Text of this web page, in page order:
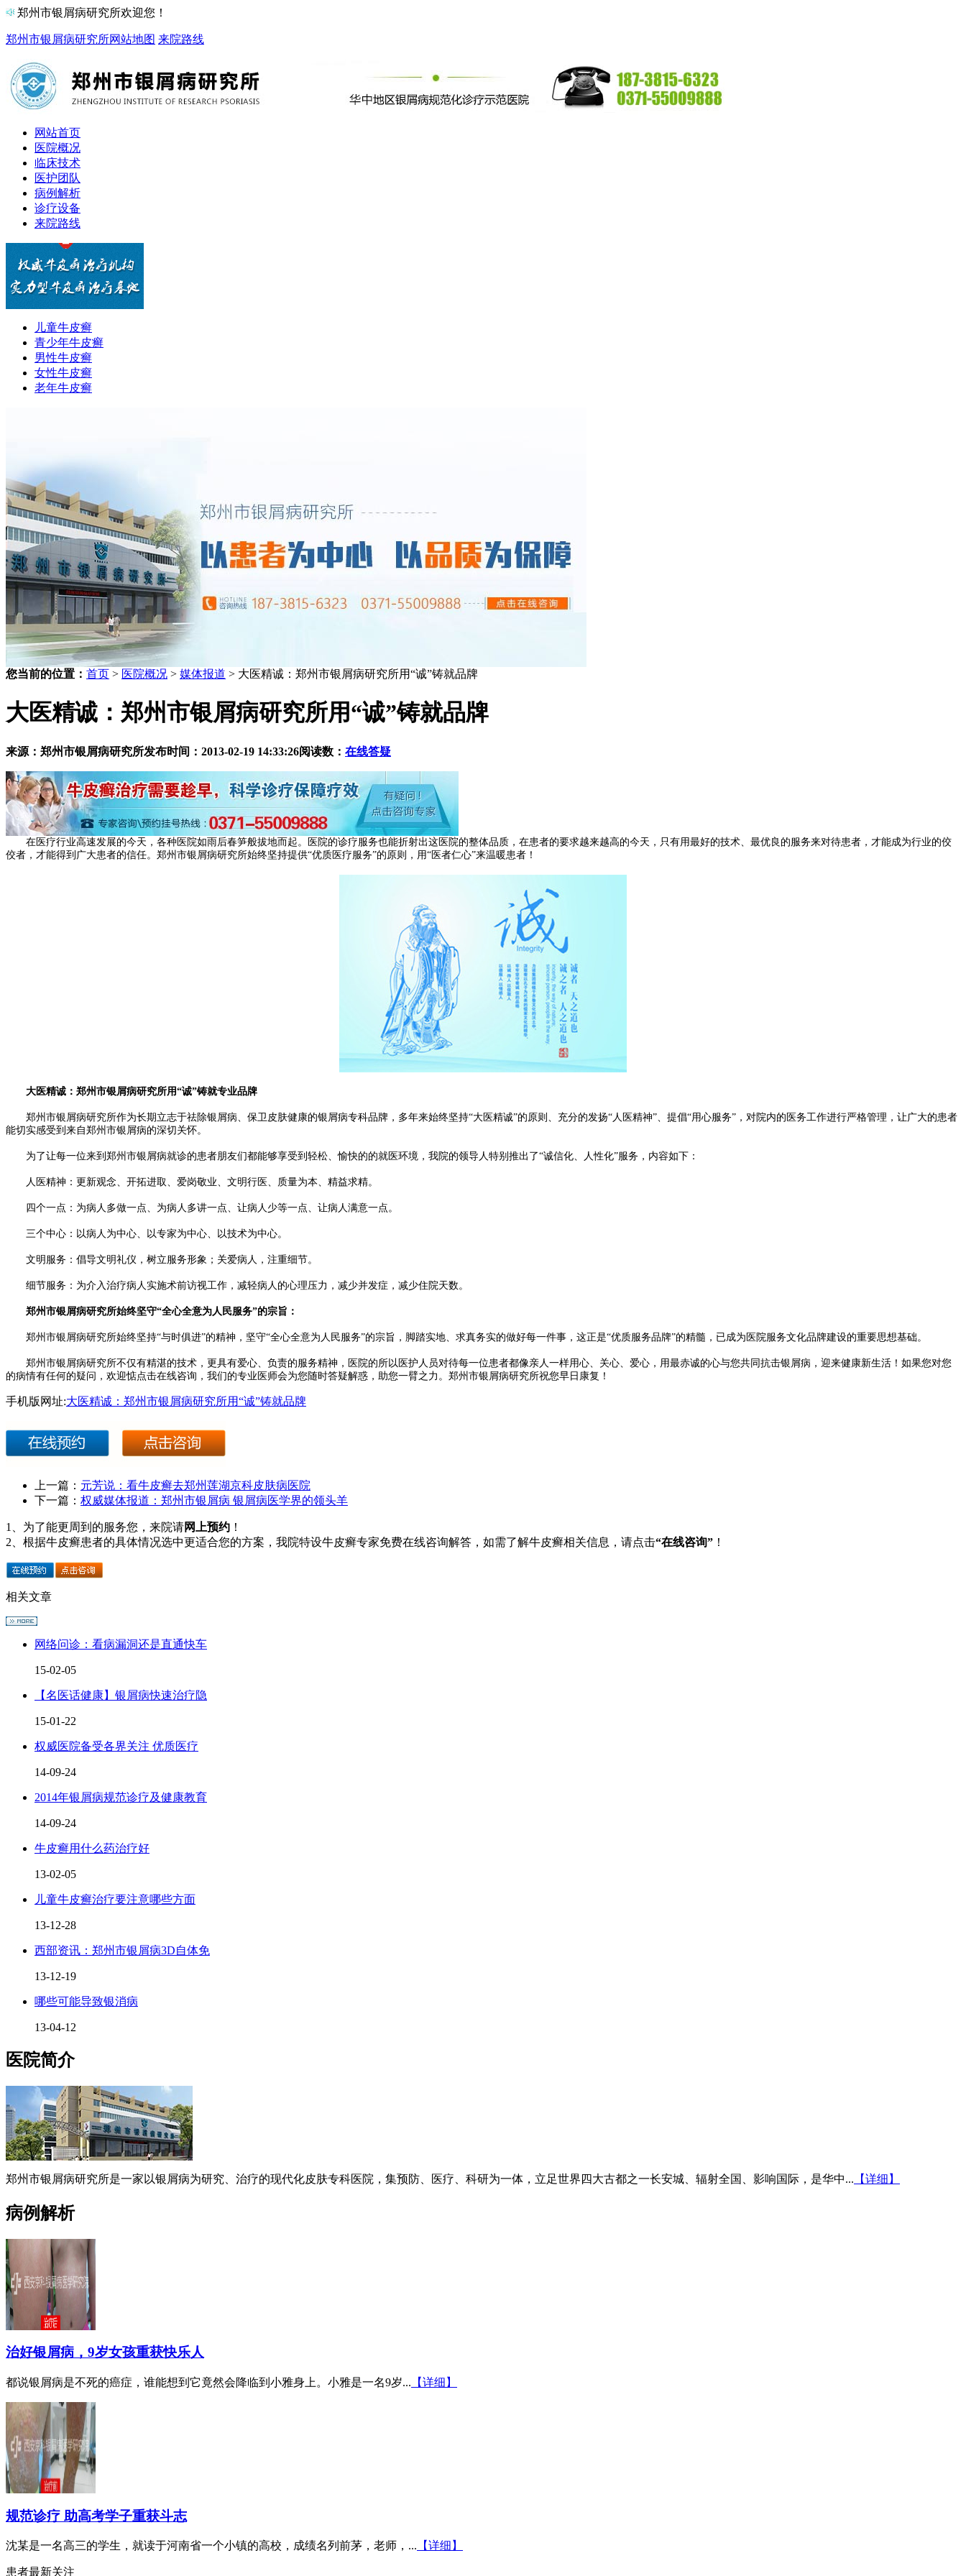
郑州市银屑病研究所欢迎您！
郑州市银屑病研究所网站地图 来院路线
网站首页
医院概况
临床技术
医护团队
病例解析
诊疗设备
来院路线
儿童牛皮癣
青少年牛皮癣
男性牛皮癣
女性牛皮癣
老年牛皮癣
您当前的位置： 首页 > 医院概况 > 媒体报道 > 大医精诚：郑州市银屑病研究所用“诚”铸就品牌
大医精诚：郑州市银屑病研究所用“诚”铸就品牌
来源：郑州市银屑病研究所发布时间：2013-02-19 14:33:26阅读数： 在线答疑
在医疗行业高速发展的今天，各种医院如雨后春笋般拔地而起。医院的诊疗服务也能折射出这医院的整体品质，在患者的要求越来越高的今天，只有用最好的技术、最优良的服务来对待患者，才能成为行业的佼
佼者，才能得到广大患者的信任。郑州市银屑病研究所始终坚持提供“优质医疗服务”的原则，用“医者仁心”来温暖患者！
大医精诚：郑州市银屑病研究所用“诚”铸就专业品牌
郑州市银屑病研究所作为长期立志于祛除银屑病、保卫皮肤健康的银屑病专科品牌，多年来始终坚持“大医精诚”的原则、充分的发扬“人医精神”、提倡“用心服务”，对院内的医务工作进行严格管理，让广大的患者
能切实感受到来自郑州市银屑病的深切关怀。
为了让每一位来到郑州市银屑病就诊的患者朋友们都能够享受到轻松、愉快的的就医环境，我院的领导人特别推出了“诚信化、人性化”服务，内容如下：
人医精神：更新观念、开拓进取、爱岗敬业、文明行医、质量为本、精益求精。
四个一点：为病人多做一点、为病人多讲一点、让病人少等一点、让病人满意一点。
三个中心：以病人为中心、以专家为中心、以技术为中心。
文明服务：倡导文明礼仪，树立服务形象；关爱病人，注重细节。
细节服务：为介入治疗病人实施术前访视工作，减轻病人的心理压力，减少并发症，减少住院天数。
郑州市银屑病研究所始终坚守“全心全意为人民服务”的宗旨：
郑州市银屑病研究所始终坚持“与时俱进”的精神，坚守“全心全意为人民服务”的宗旨，脚踏实地、求真务实的做好每一件事，这正是“优质服务品牌”的精髓，已成为医院服务文化品牌建设的重要思想基础。
郑州市银屑病研究所不仅有精湛的技术，更具有爱心、负责的服务精神，医院的所以医护人员对待每一位患者都像亲人一样用心、关心、爱心，用最赤诚的心与您共同抗击银屑病，迎来健康新生活！如果您对您
的病情有任何的疑问，欢迎惦点击在线咨询，我们的专业医师会为您随时答疑解惑，助您一臂之力。郑州市银屑病研究所祝您早日康复！
手机版网址:大医精诚：郑州市银屑病研究所用“诚”铸就品牌
上一篇： 元芳说：看牛皮癣去郑州莲湖京科皮肤病医院
下一篇： 权威媒体报道：郑州市银屑病 银屑病医学界的领头羊
1、为了能更周到的服务您，来院请网上预约 ！
2、根据牛皮癣患者的具体情况选中更适合您的方案，我院特设牛皮癣专家免费在线咨询解答，如需了解牛皮癣相关信息，请点击“在线咨询” ！
相关文章
网络问诊：看病漏洞还是直通快车
15-02-05
【名医话健康】银屑病快速治疗隐
15-01-22
权威医院备受各界关注 优质医疗
14-09-24
2014年银屑病规范诊疗及健康教育
14-09-24
牛皮癣用什么药治疗好
13-02-05
儿童牛皮癣治疗要注意哪些方面
13-12-28
西部资讯：郑州市银屑病3D自体免
13-12-19
哪些可能导致银消病
13-04-12
医院简介
郑州市银屑病研究所是一家以银屑病为研究、治疗的现代化皮肤专科医院，集预防、医疗、科研为一体，立足世界四大古都之一长安城、辐射全国、影响国际，是华中... 【详细】
病例解析
治好银屑病，9岁女孩重获快乐人
都说银屑病是不死的癌症，谁能想到它竟然会降临到小雅身上。小雅是一名9岁... 【详细】
规范诊疗 助高考学子重获斗志
沈某是一名高三的学生，就读于河南省一个小镇的高校，成绩名列前茅，老师，... 【详细】
患者最新关注